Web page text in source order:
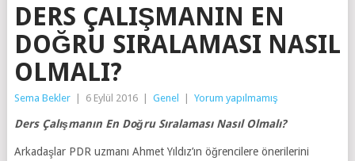
DERS ÇALIŞMANIN EN
DOĞRU SIRALAMASI NASIL
OLMALI?
Sema Bekler 6 Eylül 2016 Genel Yorum yapılmamış
Ders Çalışmanın En Doğru Sıralaması Nasıl Olmalı?
Arkadaşlar PDR uzmanı Ahmet Yıldız’ın öğrencilere önerilerini